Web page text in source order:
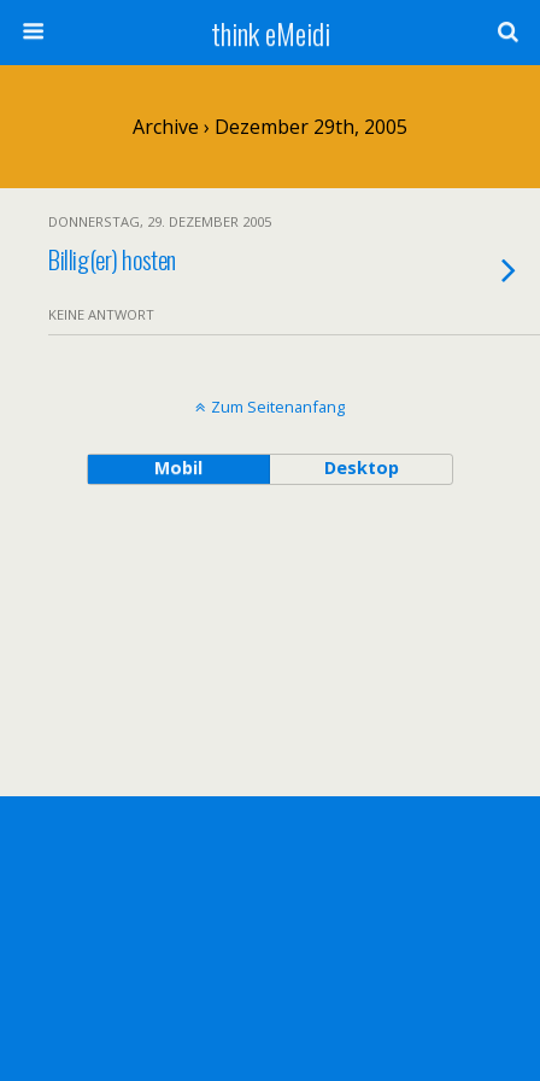
think eMeidi
Archive › Dezember 29th, 2005
DONNERSTAG, 29. DEZEMBER 2005
Billig(er) hosten
KEINE ANTWORT
Zum Seitenanfang
Mobil Desktop